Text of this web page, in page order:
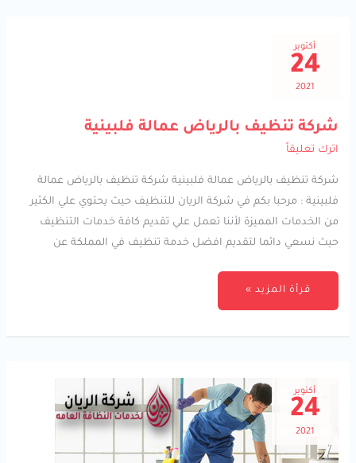
أكتوبر
24
2021
شركة تنظيف بالرياض عمالة فلبينية
اترك تعليقاً
شركة تنظيف بالرياض عمالة فلبينية شركة تنظيف بالرياض عمالة
فلبينية : مرحبا بكم في شركة الريان للتنظيف حيث يحتوي علي الكثير
من الخدمات المميزة لأننا تعمل علي تقديم كافة خدمات التنظيف
حيث نسعي دائما لتقديم افضل خدمة تنظيف في المملكة عن
شركة
تنظيف
بالرياض
عمالة
قرأة المزيد »
أكتوبر
24
2021